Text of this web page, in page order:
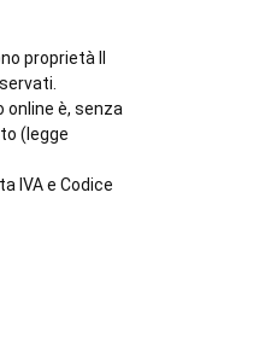
Varisella sbanca
orgoglio cittadino e